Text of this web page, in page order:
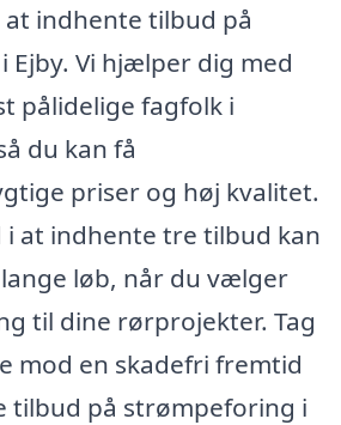
indhente tilbud på
Vi hjælper dig med
pålidelige fagfolk i
du kan få
priser og høj kvalitet.
i at indhente tre tilbud kan
løb, når du vælger
til dine rørprojekter. Tag
mod en skadefri fremtid
tilbud på strømpeforing i